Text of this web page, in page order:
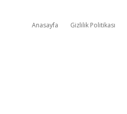
Anasayfa Gizlilik Politikası